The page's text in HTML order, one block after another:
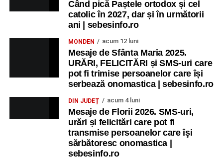
Când pică Paștele ortodox și cel
catolic în 2027, dar și în următorii
ani | sebesinfo.ro
MONDEN acum 12 luni
Mesaje de Sfânta Maria 2025.
URĂRI, FELICITĂRI și SMS-uri care
pot fi trimise persoanelor care își
serbează onomastica | sebesinfo.ro
DIN JUDEȚ acum 4 luni
Mesaje de Florii 2026. SMS-uri,
urări și felicitări care pot fi
transmise persoanelor care îşi
sărbătoresc onomastica |
sebesinfo.ro